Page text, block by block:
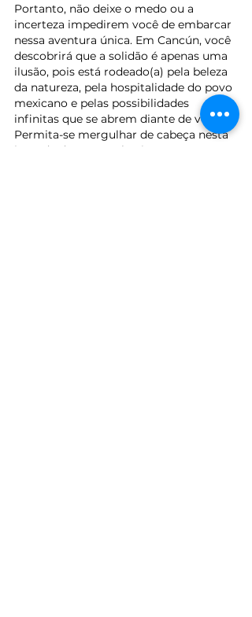
Portanto, não deixe o medo ou a
incerteza impedirem você de embarcar
nessa aventura única. Em Cancún, você
descobrirá que a solidão é apenas uma
ilusão, pois está rodeado(a) pela beleza
da natureza, pela hospitalidade do povo
mexicano e pelas possibilidades
infinitas que se abrem diante de você.
Permita-se mergulhar de cabeça nesta
jornada de autoconhecimento e